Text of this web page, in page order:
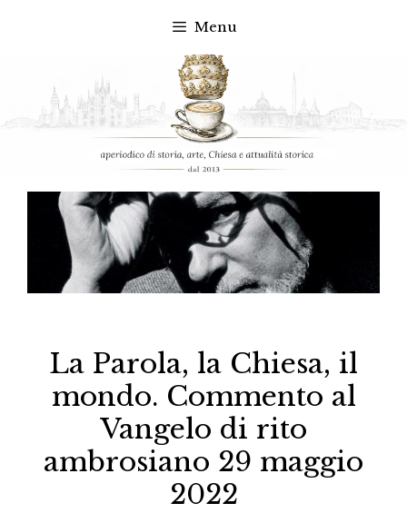
contenuto
Menu
La Parola, la Chiesa, il
mondo. Commento al
Vangelo di rito
ambrosiano 29 maggio
2022